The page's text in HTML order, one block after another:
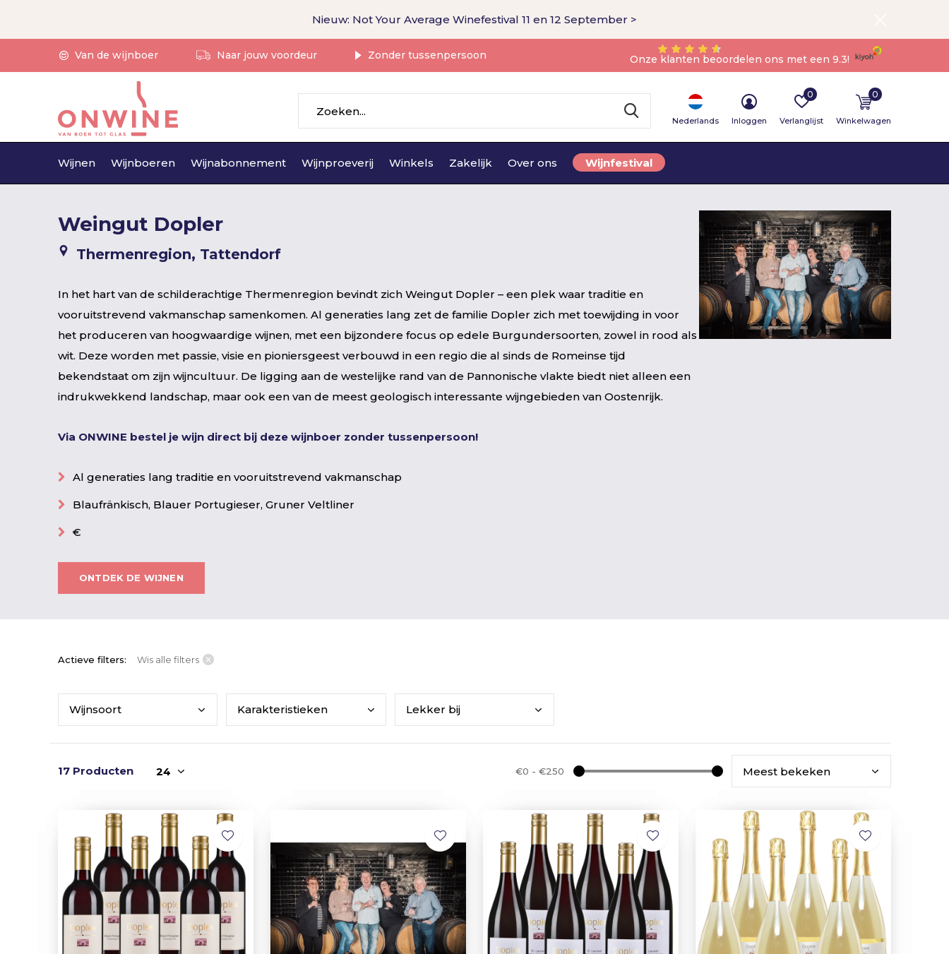
Wijnen Wijnboeren Wijnabonnement Wijnproeverij Winkels Zakelijk Over ons Wijnfestival
Nederlands Inloggen Verlanglijst
0
Winkelwagen
0
Van de wijnboer Naar jouw voordeur Zonder tussenpersoon Onze klanten beoordelen ons met een 9.3!
Nieuw: Not Your Average Winefestival 11 en 12 September >
Weingut Dopler
Thermenregion, Tattendorf
In het hart van de schilderachtige Thermenregion bevindt zich Weingut Dopler – een plek waar traditie en
vooruitstrevend vakmanschap samenkomen. Al generaties lang zet de familie Dopler zich met toewijding in voor
het produceren van hoogwaardige wijnen, met een bijzondere focus op edele Burgundersoorten, zowel in rood als
wit. Deze worden met passie, visie en pioniersgeest verbouwd in een regio die al sinds de Romeinse tijd
bekendstaat om zijn wijncultuur. De ligging aan de westelijke rand van de Pannonische vlakte biedt niet alleen een
indrukwekkend landschap, maar ook een van de meest geologisch interessante wijngebieden van Oostenrijk.
Via ONWINE bestel je wijn direct bij deze wijnboer zonder tussenpersoon!
Al generaties lang traditie en vooruitstrevend vakmanschap
Blaufränkisch, Blauer Portugieser, Gruner Veltliner
€
ONTDEK DE WIJNEN
Actieve filters: Wis alle filters
Wijnsoort Karakteristieken Lekker bij
17 Producten €0 - €250